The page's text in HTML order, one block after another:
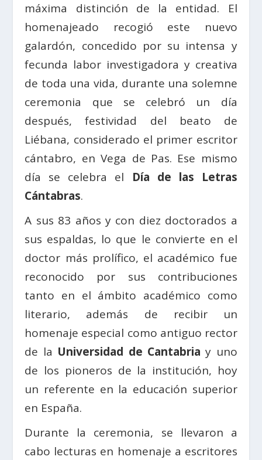
máxima distinción de la entidad. El
homenajeado recogió este nuevo
galardón, concedido por su intensa y
fecunda labor investigadora y creativa
de toda una vida, durante una solemne
ceremonia que se celebró un día
después, festividad del beato de
Liébana, considerado el primer escritor
cántabro, en Vega de Pas. Ese mismo
día se celebra el Día de las Letras
Cántabras.
A sus 83 años y con diez doctorados a
sus espaldas, lo que le convierte en el
doctor más prolífico, el académico fue
reconocido por sus contribuciones
tanto en el ámbito académico como
literario, además de recibir un
homenaje especial como antiguo rector
de la Universidad de Cantabria y uno
de los pioneros de la institución, hoy
un referente en la educación superior
en España.
Durante la ceremonia, se llevaron a
cabo lecturas en homenaje a escritores